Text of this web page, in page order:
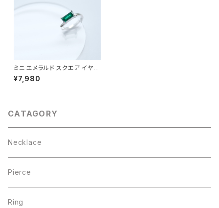
ミニ エメラルド スクエア イヤー
カフ シルバー925
¥7,980
CATAGORY
Necklace
Pierce
Ring